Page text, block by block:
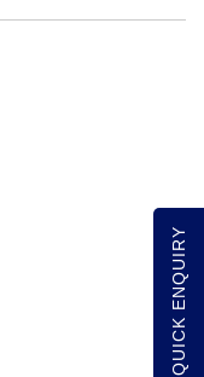
QUICK ENQUIRY